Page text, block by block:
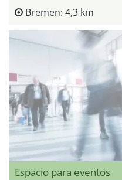
Bremen: 4,3 km
Espacio para eventos